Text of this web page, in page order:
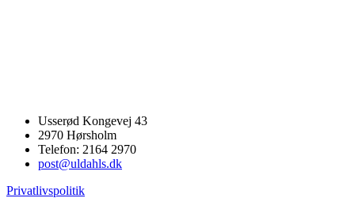
Usserød Kongevej 43
2970 Hørsholm
Telefon: 2164 2970
post@uldahls.dk
Privatlivspolitik